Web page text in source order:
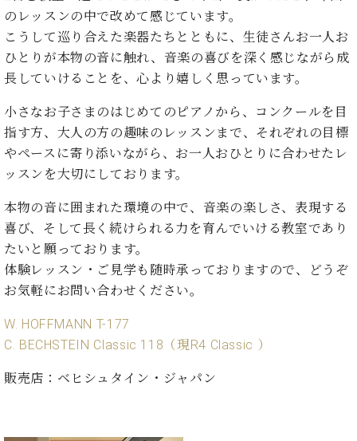
のレッスンの中で改めて感じています。
こうして巡り合えた楽器たちとともに、生徒さんお一人お
ひとりが本物の音に触れ、音楽の喜びを深く感じながら成
長していけることを、心より嬉しく思っています。
小さなお子さまのはじめてのピアノから、コンクールを目
指す方、大人の方の趣味のレッスンまで、それぞれの目標
やペースに寄り添いながら、お一人おひとりに合わせたレ
ッスンを大切にしております。
本物の音に囲まれた環境の中で、音楽の楽しさ、表現する
喜び、そして長く続けられる力を育んでいける教室であり
たいと願っております。
体験レッスン・ご見学も随時承っておりますので、どうぞ
お気軽にお問い合わせください。
W. HOFFMANN T-177
C. BECHSTEIN Classic 118（現R4 Classic ）
販売店：ベヒシュタイン・ジャパン